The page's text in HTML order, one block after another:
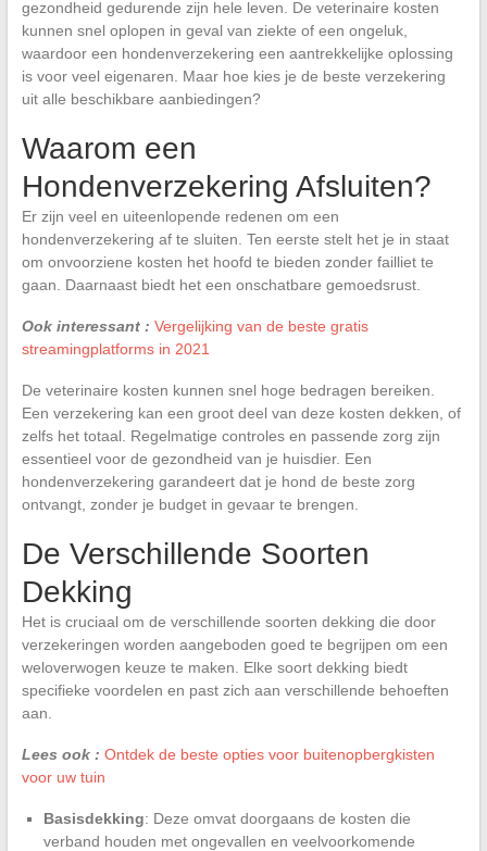
gezondheid gedurende zijn hele leven. De veterinaire kosten
kunnen snel oplopen in geval van ziekte of een ongeluk,
waardoor een hondenverzekering een aantrekkelijke oplossing
is voor veel eigenaren. Maar hoe kies je de beste verzekering
uit alle beschikbare aanbiedingen?
Waarom een
Hondenverzekering Afsluiten?
Er zijn veel en uiteenlopende redenen om een
hondenverzekering af te sluiten. Ten eerste stelt het je in staat
om onvoorziene kosten het hoofd te bieden zonder failliet te
gaan. Daarnaast biedt het een onschatbare gemoedsrust.
Ook interessant : Vergelijking van de beste gratis
streamingplatforms in 2021
De veterinaire kosten kunnen snel hoge bedragen bereiken.
Een verzekering kan een groot deel van deze kosten dekken, of
zelfs het totaal. Regelmatige controles en passende zorg zijn
essentieel voor de gezondheid van je huisdier. Een
hondenverzekering garandeert dat je hond de beste zorg
ontvangt, zonder je budget in gevaar te brengen.
De Verschillende Soorten
Dekking
Het is cruciaal om de verschillende soorten dekking die door
verzekeringen worden aangeboden goed te begrijpen om een
weloverwogen keuze te maken. Elke soort dekking biedt
specifieke voordelen en past zich aan verschillende behoeften
aan.
Lees ook : Ontdek de beste opties voor buitenopbergkisten
voor uw tuin
Basisdekking: Deze omvat doorgaans de kosten die
verband houden met ongevallen en veelvoorkomende